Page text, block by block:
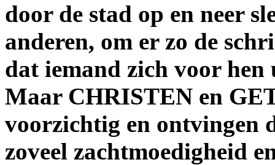
door de stad op en neer
anderen, om er zo de
dat iemand zich voor
Maar CHRISTEN en
voorzichtig en ontvingen
zoveel zachtmoedigheid